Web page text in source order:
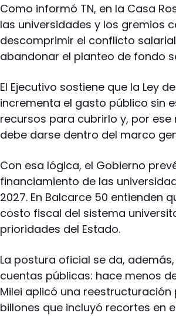
Como informó TN, en la Casa
las universidades y los gremios
descomprimir el conflicto
abandonar el planteo de fondo
El Ejecutivo sostiene que la Ley
incrementa el gasto público sin
recursos para cubrirlo y, por
debe darse dentro del marco
Con esa lógica, el Gobierno
financiamiento de las
2027. En Balcarce 50 entienden
costo fiscal del sistema
prioridades del Estado.
La postura oficial se da,
cuentas públicas: hace menos
Milei aplicó una
billones que incluyó recortes en